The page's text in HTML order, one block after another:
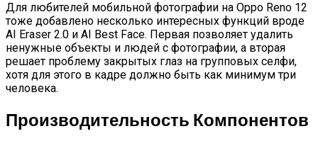
Для любителей мобильной фотографии на Oppo Reno 12
тоже добавлено несколько интересных функций вроде
AI Eraser 2.0 и AI Best Face. Первая позволяет удалить
ненужные объекты и людей с фотографии, а вторая
решает проблему закрытых глаз на групповых селфи,
хотя для этого в кадре должно быть как минимум три
человека.
Производительность Компонентов